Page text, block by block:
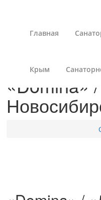
Главная
Крым
«Domina»